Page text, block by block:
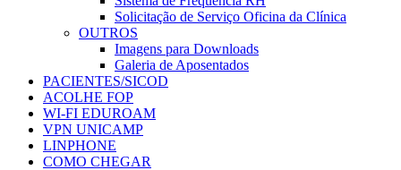
Solicitação de Serviço Oficina da Clínica
OUTROS
Imagens para Downloads
Galeria de Aposentados
PACIENTES/SICOD
ACOLHE FOP
WI-FI EDUROAM
VPN UNICAMP
LINPHONE
COMO CHEGAR